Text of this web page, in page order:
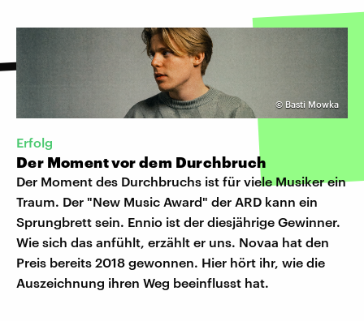
© Basti Mowka
Erfolg
Der Moment vor dem Durchbruch
Der Moment des Durchbruchs ist für viele Musiker ein
Traum. Der "New Music Award" der ARD kann ein
Sprungbrett sein. Ennio ist der diesjährige Gewinner.
Wie sich das anfühlt, erzählt er uns. Novaa hat den
Preis bereits 2018 gewonnen. Hier hört ihr, wie die
Auszeichnung ihren Weg beeinflusst hat.